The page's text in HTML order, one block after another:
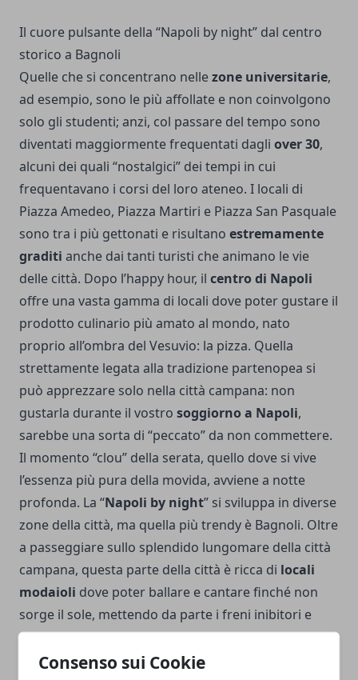
Consenso sui Cookie
Il cuore pulsante della “Napoli by night” dal centro
storico a Bagnoli
Quelle che si concentrano nellezone universitarie,
ad esempio, sono le più affollate e non coinvolgono
solo gli studenti; anzi, col passare del tempo sono
diventati maggiormente frequentati dagli over 30,
alcuni dei quali “nostalgici” dei tempi in cui
frequentavano i corsi del loro ateneo. I locali di
Piazza Amedeo, Piazza Martiri e Piazza San Pasquale
sono tra i più gettonati e risultano estremamente
graditi anche dai tanti turisti che animano le vie
delle città. Dopo l’happy hour, il centro di Napoli
offre una vasta gamma di locali dove poter gustare il
prodotto culinario più amato al mondo, nato
proprio all’ombra del Vesuvio: la pizza. Quella
strettamente legata alla tradizione partenopea si
può apprezzare solo nella città campana: non
gustarla durante il vostro soggiorno a Napoli,
sarebbe una sorta di “peccato” da non commettere.
Il momento “clou” della serata, quello dove si vive
l’essenza più pura della movida, avviene a notte
profonda. La “Napoli by night” si sviluppa in diverse
zone della città, ma quella più trendy è Bagnoli. Oltre
a passeggiare sullo splendido lungomare della città
campana, questa parte della città è ricca di locali
modaioli dove poter ballare e cantare finché non
sorge il sole, mettendo da parte i freni inibitori e
vivendo una serata estremamente coinvolgente dal
punto di vista sensoriale.